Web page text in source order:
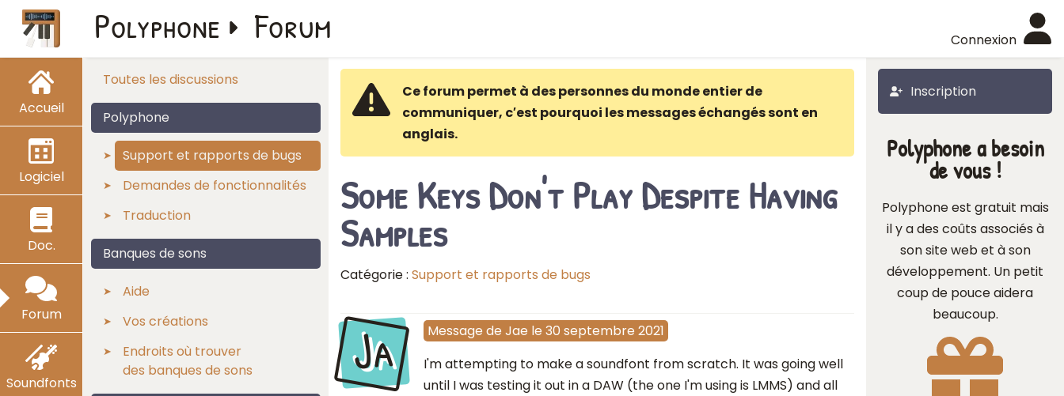
Accueil
Logiciel
Doc.
Forum
Soundfonts
Connexion
Polyphone Forum
Toutes les discussions
Polyphone
Support et rapports de bugs
Demandes de fonctionnalités
Traduction
Banques de sons
Aide
Vos créations
Endroits où trouver
des banques de sons
Inscription
Ce forum permet à des personnes du monde entier de
communiquer, c′est pourquoi les messages échangés sont en
anglais.
Some Keys Don't Play Despite Having
Samples
Catégorie : Support et rapports de bugs
Ja Message de Jae le 30 septembre 2021
I'm attempting to make a soundfont from scratch. It was going well
until I was testing it out in a DAW (the one I'm using is LMMS) and all
Polyphone a besoin
de vous !
Polyphone est gratuit mais
il y a des coûts associés à
son site web et à son
développement. Un petit
coup de pouce aidera
beaucoup.